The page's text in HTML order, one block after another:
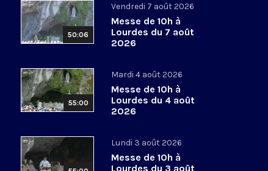
50:06
Vendredi 7 août 2026
Messe de 10h à
Lourdes du 7 août
2026
55:00
Mardi 4 août 2026
Messe de 10h à
Lourdes du 4 août
2026
Lundi 3 août 2026
Messe de 10h à
Lourdes du 3 août